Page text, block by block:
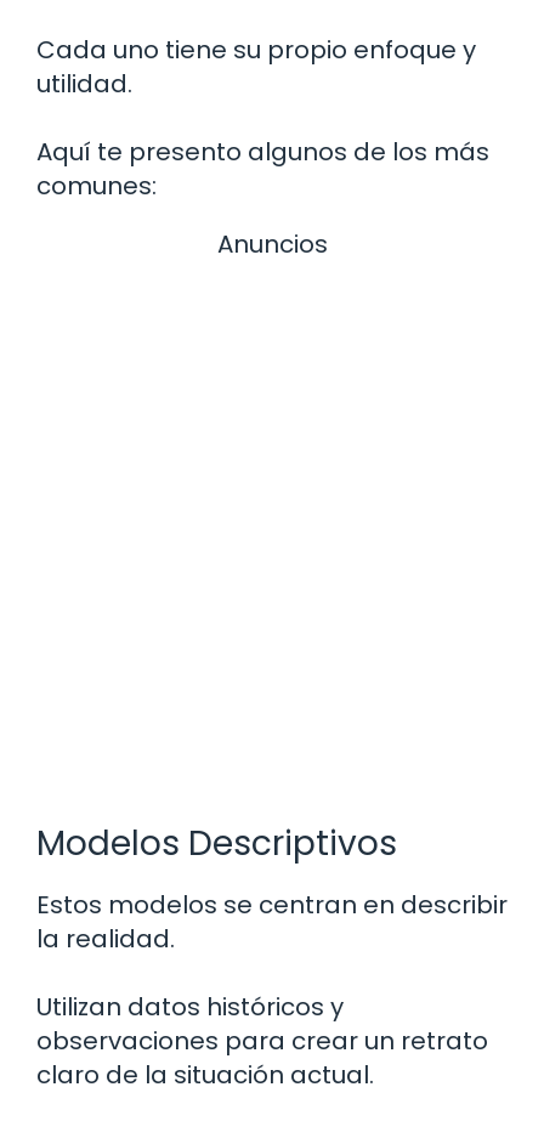
Cada uno tiene su propio enfoque y
utilidad.
Aquí te presento algunos de los más
comunes:
Anuncios
Modelos Descriptivos
Estos modelos se centran en describir
la realidad.
Utilizan datos históricos y
observaciones para crear un retrato
claro de la situación actual.